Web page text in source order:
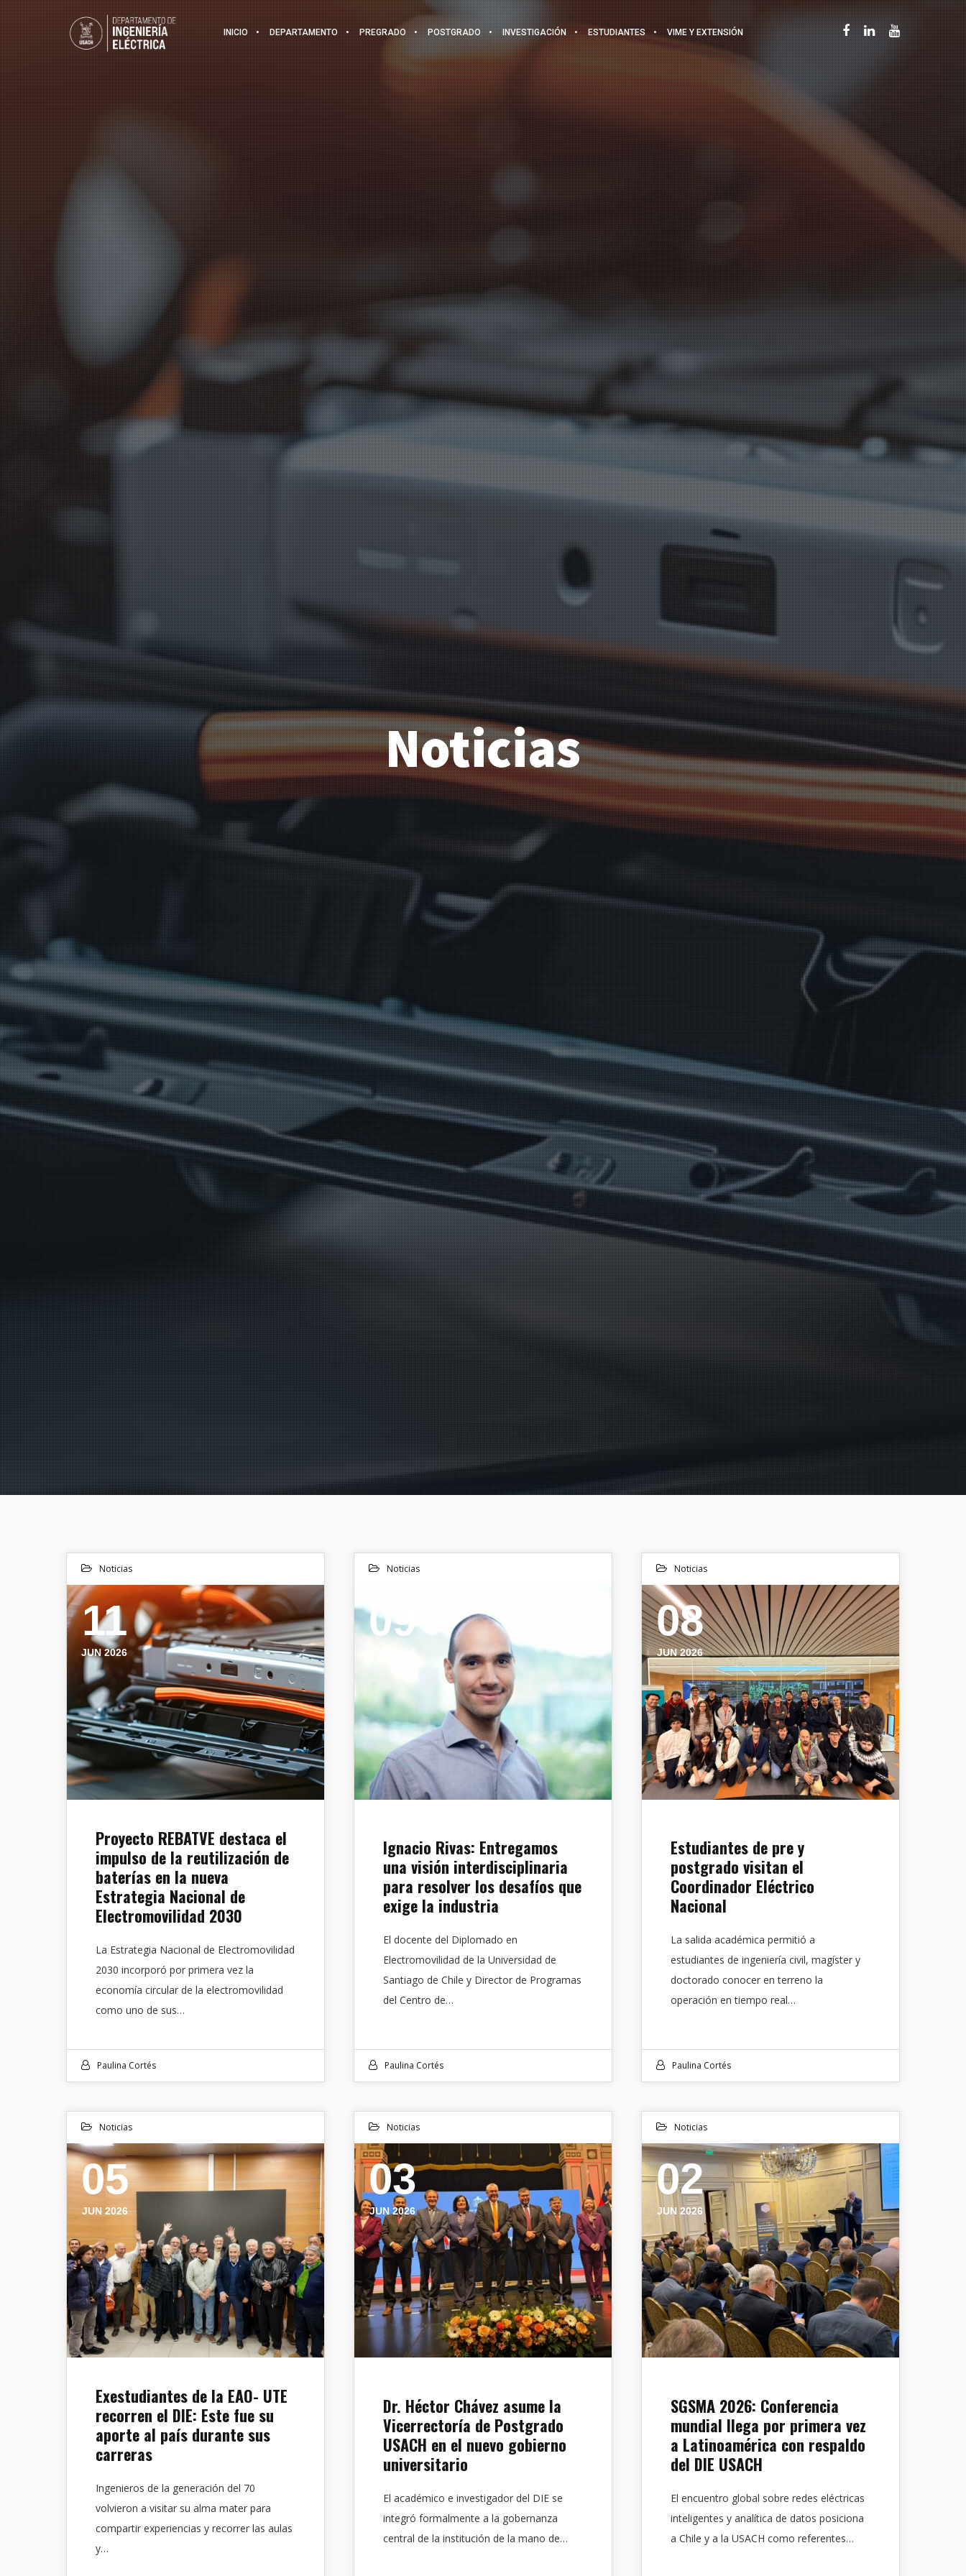
INICIO DEPARTAMENTO PREGRADO POSTGRADO INVESTIGACIÓN ESTUDIANTES VIME Y EXTENSIÓN
Noticias
Noticias
11
JUN 2026
Proyecto REBATVE destaca el
impulso de la reutilización de
baterías en la nueva
Estrategia Nacional de
Electromovilidad 2030
La Estrategia Nacional de Electromovilidad
2030 incorporó por primera vez la
economía circular de la electromovilidad
como uno de sus…
Paulina Cortés
Noticias
09
Ignacio Rivas: Entregamos
una visión interdisciplinaria
para resolver los desafíos que
exige la industria
El docente del Diplomado en
Electromovilidad de la Universidad de
Santiago de Chile y Director de Programas
del Centro de…
Paulina Cortés
Noticias
08
JUN 2026
Estudiantes de pre y
postgrado visitan el
Coordinador Eléctrico
Nacional
La salida académica permitió a
estudiantes de ingeniería civil, magíster y
doctorado conocer en terreno la
operación en tiempo real…
Paulina Cortés
Noticias
05
JUN 2026
Exestudiantes de la EAO- UTE
recorren el DIE: Este fue su
aporte al país durante sus
carreras
Ingenieros de la generación del 70
volvieron a visitar su alma mater para
compartir experiencias y recorrer las aulas
y…
Noticias
03
JUN 2026
Dr. Héctor Chávez asume la
Vicerrectoría de Postgrado
USACH en el nuevo gobierno
universitario
El académico e investigador del DIE se
integró formalmente a la gobernanza
central de la institución de la mano de…
Noticias
02
JUN 2026
SGSMA 2026: Conferencia
mundial llega por primera vez
a Latinoamérica con respaldo
del DIE USACH
El encuentro global sobre redes eléctricas
inteligentes y analítica de datos posiciona
a Chile y a la USACH como referentes…